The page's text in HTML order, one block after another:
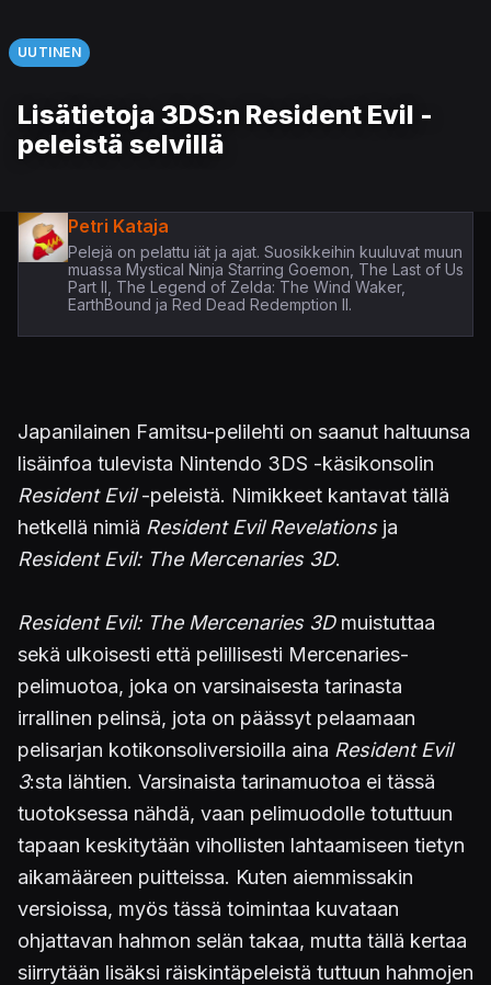
UUTINEN
Lisätietoja 3DS:n Resident Evil -
peleistä selvillä
Petri Kataja
Pelejä on pelattu iät ja ajat. Suosikkeihin kuuluvat muun
muassa Mystical Ninja Starring Goemon, The Last of Us
Part II, The Legend of Zelda: The Wind Waker,
EarthBound ja Red Dead Redemption II.
Japanilainen Famitsu-pelilehti on saanut haltuunsa
lisäinfoa tulevista Nintendo 3DS -käsikonsolin
Resident Evil-peleistä. Nimikkeet kantavat tällä
hetkellä nimiä Resident Evil Revelationsja
Resident Evil: The Mercenaries 3D.
Resident Evil: The Mercenaries 3Dmuistuttaa
sekä ulkoisesti että pelillisesti Mercenaries-
pelimuotoa, joka on varsinaisesta tarinasta
irrallinen pelinsä, jota on päässyt pelaamaan
pelisarjan kotikonsoliversioilla aina Resident Evil
3:sta lähtien. Varsinaista tarinamuotoa ei tässä
tuotoksessa nähdä, vaan pelimuodolle totuttuun
tapaan keskitytään vihollisten lahtaamiseen tietyn
aikamääreen puitteissa. Kuten aiemmissakin
versioissa, myös tässä toimintaa kuvataan
ohjattavan hahmon selän takaa, mutta tällä kertaa
siirrytään lisäksi räiskintäpeleistä tuttuun hahmojen